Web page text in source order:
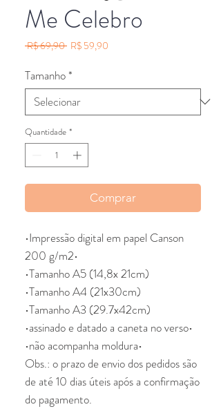
Me Celebro
R$ 69,90 Preço
R$ 59,90
Tamanho*
Quantidade *
Comprar
•Impressão digital em papel Canson
200 g/m2•
•Tamanho A5 (14,8x 21cm)
•Tamanho A4 (21x30cm)
•Tamanho A3 (29.7x42cm)
•assinado e datado a caneta no verso•
•não acompanha moldura•
Obs.: o prazo de envio dos pedidos são
de até 10 dias úteis após a confirmação
do pagamento.